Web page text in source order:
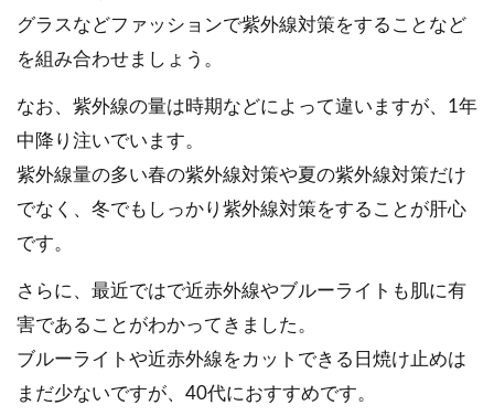
グラスなどファッションで紫外線対策をすることなど
を組み合わせましょう。
なお、紫外線の量は時期などによって違いますが、1年
中降り注いでいます。
紫外線量の多い春の紫外線対策や夏の紫外線対策だけ
でなく、冬でもしっかり紫外線対策をすることが肝心
です。
さらに、最近ではで近赤外線やブルーライトも肌に有
害であることがわかってきました。
ブルーライトや近赤外線をカットできる日焼け止めは
まだ少ないですが、40代におすすめです。